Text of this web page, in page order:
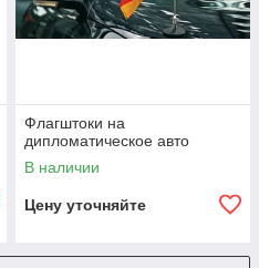
Флагштоки на
дипломатическое авто
В наличии
Цену уточняйте